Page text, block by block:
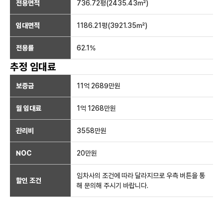
전용면적 736.72평(2435.43㎡)
임대면적 1186.21평(3921.35㎡)
전용률 62.1 %
추정 임대료
보증금 11억 2689만원
월 임대료 1억 1268만원
관리비 3558만원
NOC 20만원
할인 조건
임차사의 조건에 따라 달라지므로 우측 버튼을 통
해 문의해 주시기 바랍니다.